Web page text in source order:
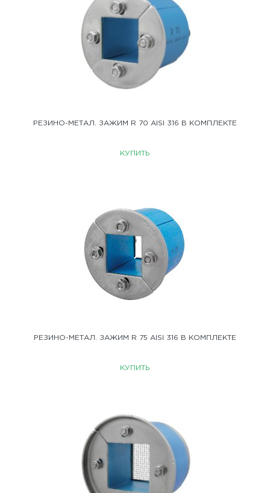
РЕЗИНО-МЕТАЛ. ЗАЖИМ R 70 AISI 316 В КОМПЛЕКТЕ
КУПИТЬ
РЕЗИНО-МЕТАЛ. ЗАЖИМ R 75 AISI 316 В КОМПЛЕКТЕ
КУПИТЬ